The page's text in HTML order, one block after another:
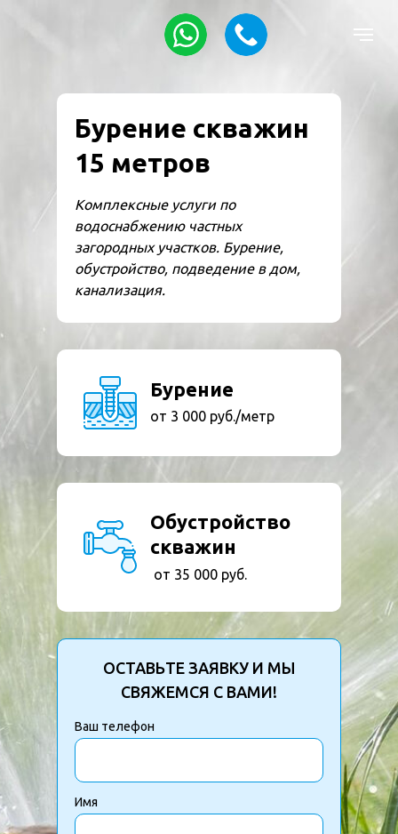
ОСТАВЬТЕ ЗАЯВКУ И МЫ
СВЯЖЕМСЯ С ВАМИ!
Ваш телефон
Имя
Бурение
от 3 000 руб./метр
Обустройство
скважин
от 35 000 руб.
Бурение скважин
15 метров
Комплексные услуги по
водоснабжению частных
загородных участков. Бурение,
обустройство, подведение в дом,
канализация.